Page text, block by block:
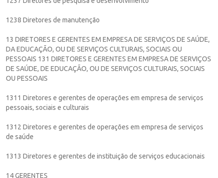
1238 Diretores de manutenção
13 DIRETORES E GERENTES EM EMPRESA DE SERVIÇOS DE SAÚDE,
DA EDUCAÇÃO, OU DE SERVIÇOS CULTURAIS, SOCIAIS OU
PESSOAIS 131 DIRETORES E GERENTES EM EMPRESA DE SERVIÇOS
DE SAÚDE, DE EDUCAÇÃO, OU DE SERVIÇOS CULTURAIS, SOCIAIS
OU PESSOAIS
1311 Diretores e gerentes de operações em empresa de serviços
pessoais, sociais e culturais
1312 Diretores e gerentes de operações em empresa de serviços
de saúde
1313 Diretores e gerentes de instituição de serviços educacionais
14 GERENTES